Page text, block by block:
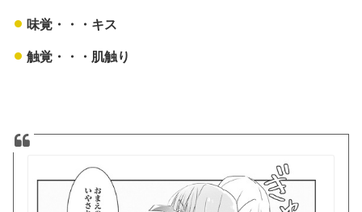
味覚・・・キス
触覚・・・肌触り